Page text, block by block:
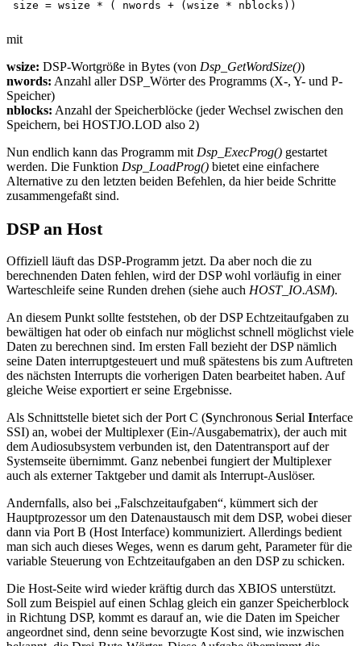
mit
wsize: DSP-Wortgröße in Bytes (von Dsp_GetWordSize())
nwords: Anzahl aller DSP_Wörter des Programms (X-, Y- und P-
Speicher)
nblocks: Anzahl der Speicherblöcke (jeder Wechsel zwischen den
Speichern, bei HOSTJO.LOD also 2)
Nun endlich kann das Programm mit Dsp_ExecProg() gestartet
werden. Die Funktion Dsp_LoadProg() bietet eine einfachere
Alternative zu den letzten beiden Befehlen, da hier beide Schritte
zusammengefaßt sind.
DSP an Host
Offiziell läuft das DSP-Programm jetzt. Da aber noch die zu
berechnenden Daten fehlen, wird der DSP wohl vorläufig in einer
Warteschleife seine Runden drehen (siehe auch HOST_IO.ASM).
An diesem Punkt sollte feststehen, ob der DSP Echtzeitaufgaben zu
bewältigen hat oder ob einfach nur möglichst schnell möglichst viele
Daten zu berechnen sind. Im ersten Fall bezieht der DSP nämlich
seine Daten interruptgesteuert und muß spätestens bis zum Auftreten
des nächsten Interrupts die vorherigen Daten bearbeitet haben. Auf
gleiche Weise exportiert er seine Ergebnisse.
Als Schnittstelle bietet sich der Port C (Synchronous Serial Interface
SSI) an, wobei der Multiplexer (Ein-/Ausgabematrix), der auch mit
dem Audiosubsystem verbunden ist, den Datentransport auf der
Systemseite übernimmt. Ganz nebenbei fungiert der Multiplexer
auch als externer Taktgeber und damit als Interrupt-Auslöser.
Andernfalls, also bei „Falschzeitaufgaben“, kümmert sich der
Hauptprozessor um den Datenaustausch mit dem DSP, wobei dieser
dann via Port B (Host Interface) kommuniziert. Allerdings bedient
man sich auch dieses Weges, wenn es darum geht, Parameter für die
variable Steuerung von Echtzeitaufgaben an den DSP zu schicken.
Die Host-Seite wird wieder kräftig durch das XBIOS unterstützt.
Soll zum Beispiel auf einen Schlag gleich ein ganzer Speicherblock
in Richtung DSP, kommt es darauf an, wie die Daten im Speicher
angeordnet sind, denn seine bevorzugte Kost sind, wie inzwischen